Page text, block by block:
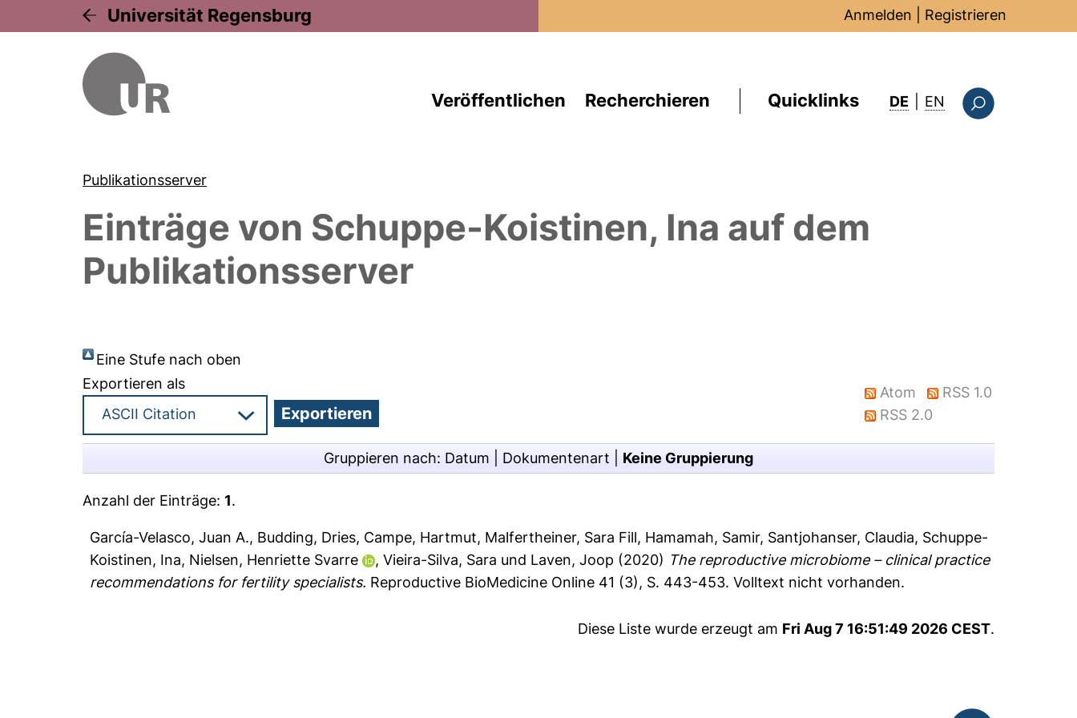
Universität Regensburg Anmelden Registrieren
Veröffentlichen Recherchieren Quicklinks DE EN : this page in
Publikationsserver
Einträge von Schuppe-Koistinen, Ina auf dem
Publikationsserver
Eine Stufe nach oben
Exportieren als
Atom
RSS 1.0
RSS 2.0
Gruppieren nach: Datum Dokumentenart Keine Gruppierung
Anzahl der Einträge:1.
García-Velasco, Juan A., Budding, Dries, Campe, Hartmut, Malfertheiner, Sara Fill, Hamamah, Samir, Santjohanser, Claudia, Schuppe-
Koistinen, Ina, Nielsen, Henriette Svarre ,Vieira-Silva, Sara und Laven, Joop (2020) The reproductive microbiome – clinical practice
recommendations for fertility specialists. Reproductive BioMedicine Online 41 (3), S. 443-453.Volltext nicht vorhanden.
Diese Liste wurde erzeugt am Fri Aug 7 16:51:49 2026 CEST.